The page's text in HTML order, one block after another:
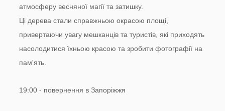
атмосферу весняної магії та затишку.
Ці дерева стали справжньою окрасою площі,
привертаючи увагу мешканців та туристів, які приходять
насолодитися їхньою красою та зробити фотографії на
пам'ять.
19:00 - повернення в Запоріжжя